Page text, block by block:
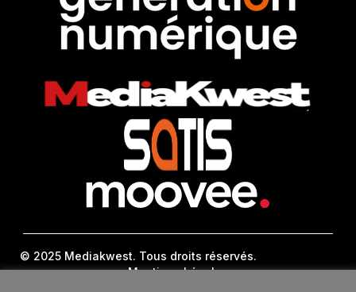
© 2025 Mediakwest. Tous droits réservés.
Mentions Légales